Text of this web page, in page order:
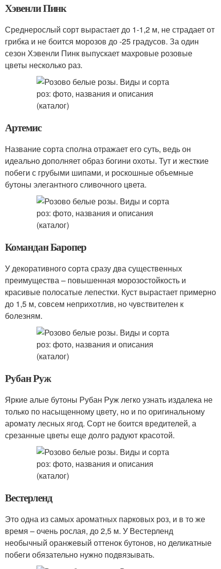
Хэвенли Пинк
Среднерослый сорт вырастает до 1-1,2 м, не страдает от
грибка и не боится морозов до -25 градусов. За один
сезон Хэвенли Пинк выпускает махровые розовые
цветы несколько раз.
Артемис
Название сорта сполна отражает его суть, ведь он
идеально дополняет образ богини охоты. Тут и жесткие
побеги с грубыми шипами, и роскошные объемные
бутоны элегантного сливочного цвета.
Командан Баропер
У декоративного сорта сразу два существенных
преимущества – повышенная морозостойкость и
красивые полосатые лепестки. Куст вырастает примерно
до 1,5 м, совсем неприхотлив, но чувствителен к
болезням.
Рубан Руж
Яркие алые бутоны Рубан Руж легко узнать издалека не
только по насыщенному цвету, но и по оригинальному
аромату лесных ягод. Сорт не боится вредителей, а
срезанные цветы еще долго радуют красотой.
Вестерленд
Это одна из самых ароматных парковых роз, и в то же
время – очень рослая, до 2,5 м. У Вестерленд
необычный оранжевый оттенок бутонов, но деликатные
побеги обязательно нужно подвязывать.